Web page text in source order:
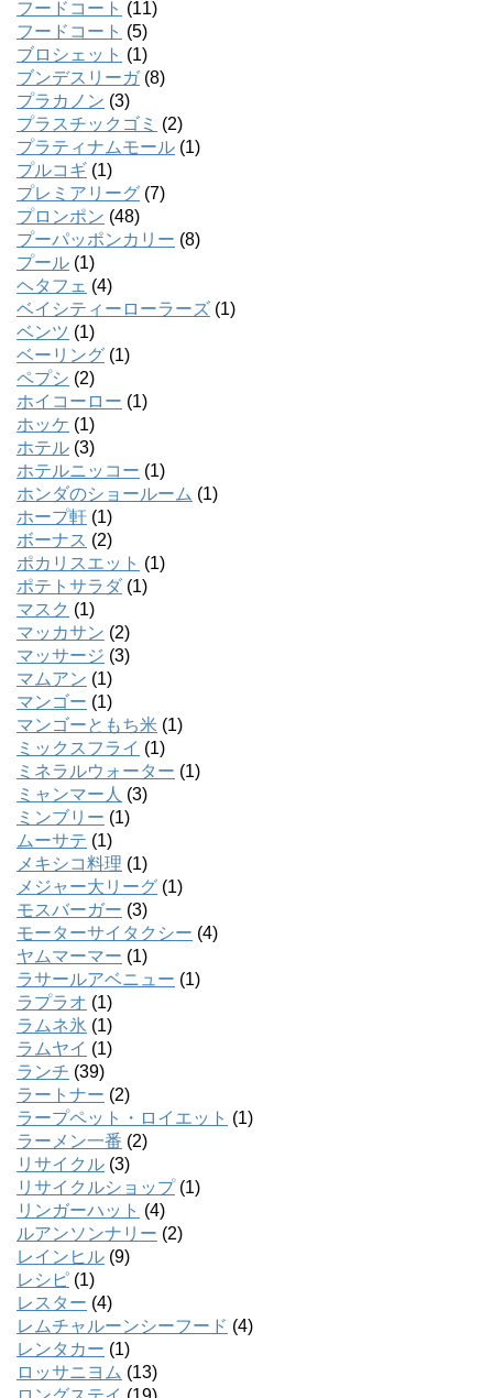
フードコート (11)
フードコート (5)
ブロシェット (1)
ブンデスリーガ(8)
プラカノン (3)
プラスチックゴミ (2)
プラティナムモール (1)
プルコギ (1)
プレミアリーグ (7)
プロンポン (48)
プーパッポンカリー (8)
プール (1)
ヘタフェ (4)
ベイシティーローラーズ (1)
ベンツ (1)
ベーリング (1)
ペプシ (2)
ホイコーロー (1)
ホッケ (1)
ホテル (3)
ホテルニッコー (1)
ホンダのショールーム (1)
ホープ軒 (1)
ボーナス (2)
ポカリスエット (1)
ポテトサラダ (1)
マスク (1)
マッカサン (2)
マッサージ (3)
マムアン (1)
マンゴー (1)
マンゴーともち米 (1)
ミックスフライ (1)
ミネラルウォーター (1)
ミャンマー人 (3)
ミンブリー (1)
ムーサテ (1)
メキシコ料理 (1)
メジャー大リーグ (1)
モスバーガー (3)
モーターサイタクシー (4)
ヤムマーマー (1)
ラサールアベニュー (1)
ラプラオ (1)
ラムネ氷 (1)
ラムヤイ (1)
ランチ (39)
ラートナー (2)
ラープペット・ロイエット (1)
ラーメン一番 (2)
リサイクル (3)
リサイクルショップ(1)
リンガーハット (4)
ルアンソンナリー (2)
レインヒル (9)
レシピ (1)
レスター (4)
レムチャルーンシーフード (4)
レンタカー (1)
ロッサニヨム (13)